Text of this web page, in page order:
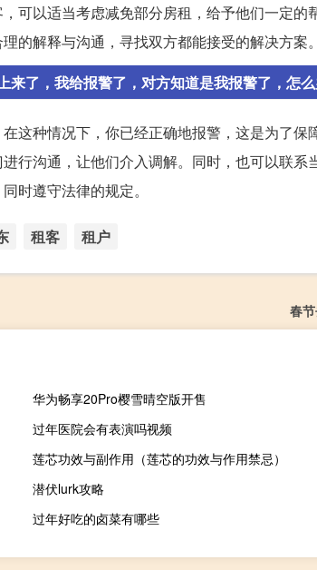
可以适当考虑减免部分房租，给予他们一定的
的解释与沟通，寻找双方都能接受的解决方案。
了，我给报警了，对方知道是我报警了，怎
这种情况下，你已经正确地报警，这是为了保
行沟通，让他们介入调解。同时，也可以联系
时遵守法律的规定。
租客 租户
春
华为畅享20Pro樱雪晴空版开售
过年医院会有表演吗视频
莲芯功效与副作用（莲芯的功效与作用禁忌）
潜伏lurk攻略
过年好吃的卤菜有哪些